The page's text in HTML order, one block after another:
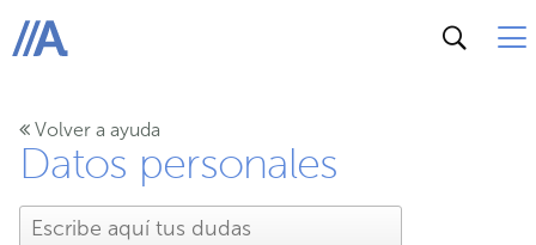
ABANCA
Volver a ayuda
Datos personales